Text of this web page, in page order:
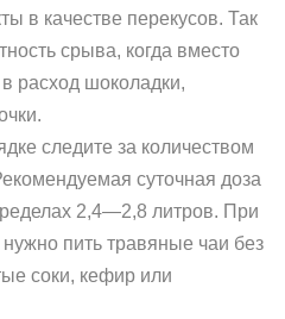
в качестве перекусов. Так
срыва, когда вместо
расход шоколадки,
следите за количеством
суточная доза
2,4—2,8 литров. При
пить травяные чаи без
соки, кефир или